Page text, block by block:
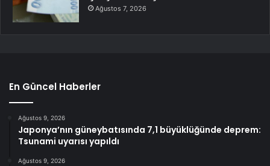
Ağustos 7, 2026
En Güncel Haberler
Ağustos 9, 2026
Japonya’nın güneybatısında 7,1 büyüklüğünde deprem:
Tsunami uyarısı yapıldı
Ağustos 9, 2026